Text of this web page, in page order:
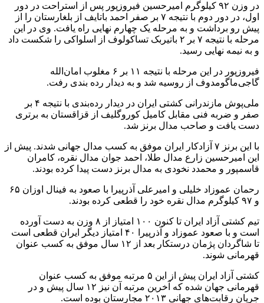
در وزن ۹۲ کیلوگرم امیرحسین فیروزپور پس از استراحت در دور
اول، در دور دوم با نتیجه ۷ بر صفر احمد باتایف از بلغارستان را از
پیش رو برداشت و به مرحله یک چهارم نهایی راه یافت. وی در این
مرحله با نتیجه ۷ بر ۲ باتیربک تساکولوف از اسلواکی را شکست داد
و به نیمه نهایی رسید.
فیروزپور در این مرحله با نتیجه ۱۱ بر ۶ مغلوب امان‌الله
گاجی‌ماگومدوف از روسیه شد و به دیدار رده بندی رفت.
ملی‌پوش مازندرانی کشتی ایران در دیدار رده‌بندی با نتیجه ۴ بر
صفر و ضربه فنی مقابل کامیل کوروگلیف از قزاقستان به برتری
دست یافت و صاحب مدال برنز شد.
با این برنز ۷ آزادکار ایران موفق به کسب مدال جهانی شدند. پیش از
این امیرحسین زارع مدال طلا، احمد جوان مدال نقره، کامران
قاسمپور و محمدد نخودی به مدال برنز دست پیدا کرده بودند.
رحمان عموزاد خلیلی و امیرعلی آذرپیرا با صعود به فینال اوزان ۶۵
و ۹۷ کیلوگرم مدال نقره خود را قطعی کرده بودند.
تیم کشتی آزاد ایران تا کنون ۱۰۰ امتیاز از ۸ وزن به دست آورده
است و با صعود عموزاد و آذرپیرا ۴۰ امتیاز دیگر ایران قطعی است
تا شاگردان پژمان درستکار بعد از ۱۲ سال موفق به کسب عنوان
قهرمانی شوند.
کشتی آزاد ایران پیش از این ۵ مرتبه موفق به کسب عنوان
قهرمانی جهان شده که آخرین مرتبه آن نیز ۱۲ سال پیش و در
جریان رقابت‌های جهانی ۲۰۱۳ مجارستان بوده است.